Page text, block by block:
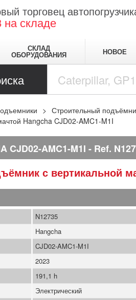
торговец
на складе
СКЛАД
ОБОРУДОВАНИЯ НОВОЕ
Строительный
Hangcha CJD02-AMC1-M1I
CJD02-AMC1-M1I Ref.
с вертикальной
N12735
Hangcha
CJD02-AMC1-M1I
2023
191,1 h
Электрический